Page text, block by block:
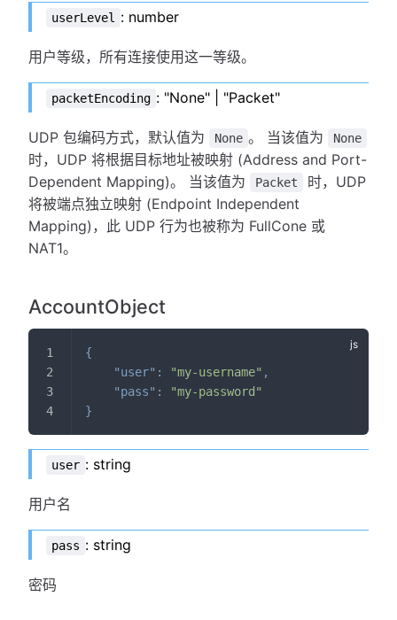
userLevel : number
用户等级，所有连接使用这一等级。
packetEncoding : "None" | "Packet"
UDP 包编码方式，默认值为 None 。 当该值为 None
时，UDP 将根据目标地址被映射 (Address and Port-
Dependent Mapping)。 当该值为
Packet
时，UDP
将被端点独立映射 (Endpoint Independent
Mapping)，此 UDP 行为也被称为 FullCone 或
NAT1。
AccountObject
{
"user" : "my-username" ,
"pass" :
"my-password"
}
user : string
用户名
pass : string
密码